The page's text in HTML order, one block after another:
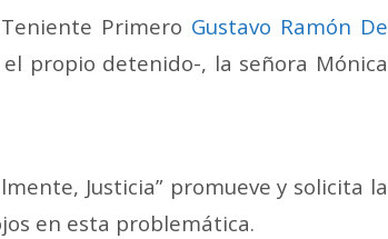
Primero Gustavo Ramón De
propio detenido-, la señora Mónica
Justicia” promueve y solicita la
en esta problemática.